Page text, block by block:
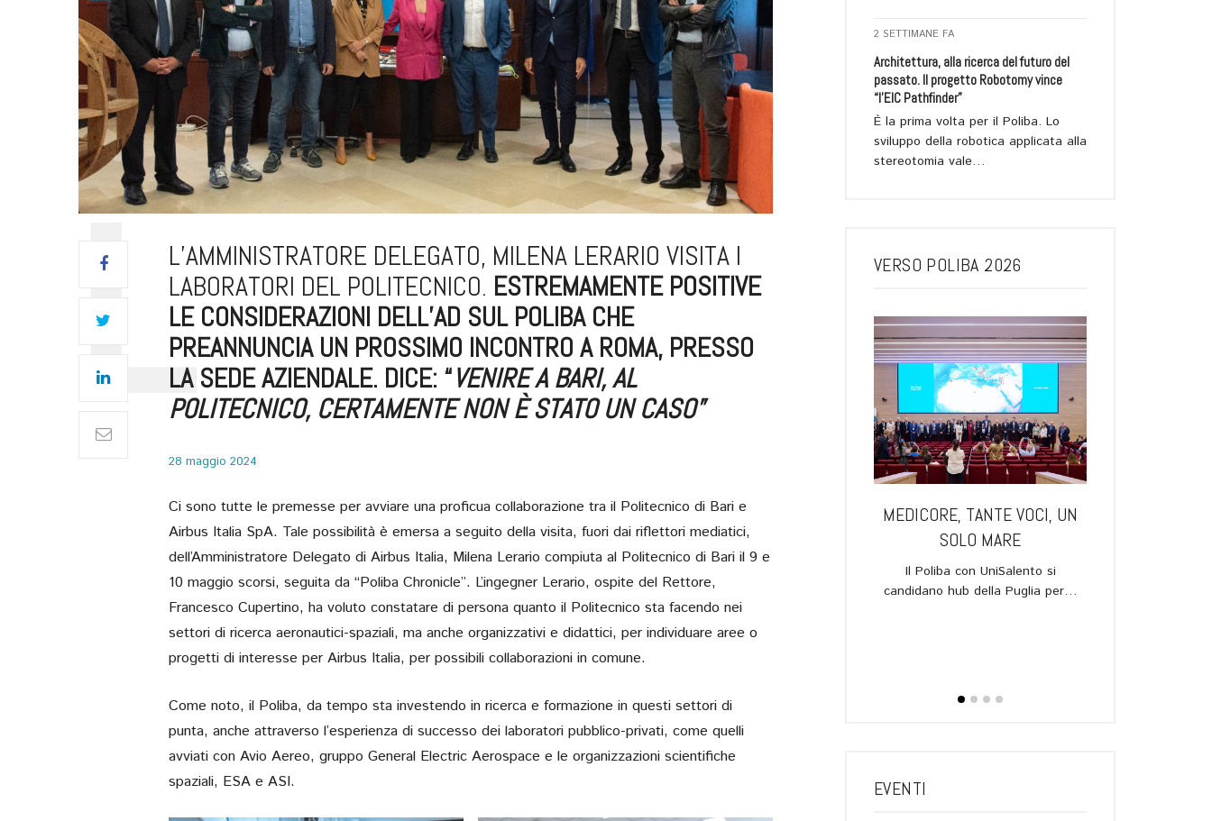
L’AMMINISTRATORE DELEGATO, MILENA LERARIO VISITA I
LABORATORI DEL POLITECNICO. ESTREMAMENTE POSITIVE
LE CONSIDERAZIONI DELL’AD SUL POLIBA CHE
PREANNUNCIA UN PROSSIMO INCONTRO A ROMA, PRESSO
LA SEDE AZIENDALE. DICE: “VENIRE A BARI, AL
POLITECNICO, CERTAMENTE NON È STATO UN CASO”
28 maggio 2024
Ci sono tutte le premesse per avviare una proficua collaborazione tra il Politecnico di Bari e
Airbus Italia SpA. Tale possibilità è emersa a seguito della visita, fuori dai riflettori mediatici,
dell’Amministratore Delegato di Airbus Italia, Milena Lerario compiuta al Politecnico di Bari il 9 e
10 maggio scorsi, seguita da “Poliba Chronicle”. L’ingegner Lerario, ospite del Rettore,
Francesco Cupertino, ha voluto constatare di persona quanto il Politecnico sta facendo nei
settori di ricerca aeronautici-spaziali, ma anche organizzativi e didattici, per individuare aree o
progetti di interesse per Airbus Italia, per possibili collaborazioni in comune.
Come noto, il Poliba, da tempo sta investendo in ricerca e formazione in questi settori di
punta, anche attraverso l’esperienza di successo dei laboratori pubblico-privati, come quelli
avviati con Avio Aereo, gruppo General Electric Aerospace e le organizzazioni scientifiche
spaziali, ESA e ASI.
2 SETTIMANE FA
Architettura, alla ricerca del futuro del
passato. Il progetto Robotomy vince
“l’EIC Pathfinder”
È la prima volta per il Poliba. Lo
sviluppo della robotica applicata alla
stereotomia vale…
VERSO POLIBA 2026
SULL’ASSE NAPOLI-BARI, UNA
STRATEGIA PER IL
MEZZOGIORNO DIALOGO TRA
IL SINDACO, MANFREDI E IL
RETTORE, CUPERTINO
MEDICORE, TANTE VOCI, UN
SOLO MARE
Il Poliba con UniSalento si
candidano hub della Puglia per…
EVENTI